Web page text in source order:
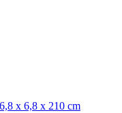
x 6,8 x 210 cm